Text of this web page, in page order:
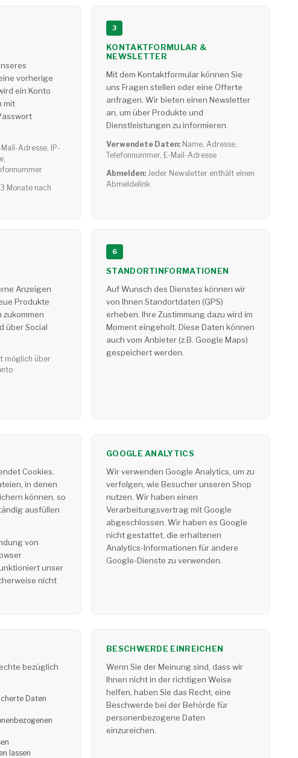
vorherige
ein Konto
mit
Mail-Adresse, IP-
Monate nach
3
KONTAKTFORMULAR &
NEWSLETTER
Mit dem Kontaktformular können Sie
uns Fragen stellen oder eine Offerte
anfragen. Wir bieten einen Newsletter
an, um über Produkte und
Dienstleistungen zu informieren.
Verwendete Daten: Name, Adresse,
Telefonnummer, E-Mail-Adresse
Abmelden: Jeder Newsletter enthält einen
Abmeldelink
Anzeigen
Produkte
über Social
möglich über
6
STANDORTINFORMATIONEN
Auf Wunsch des Dienstes können wir
von Ihnen Standortdaten (GPS)
erheben. Ihre Zustimmung dazu wird im
Moment eingeholt. Diese Daten können
auch vom Anbieter (z.B. Google Maps)
gespeichert werden.
Cookies.
in denen
können, so
ausfüllen
von
unser
nicht
GOOGLE ANALYTICS
Wir verwenden Google Analytics, um zu
verfolgen, wie Besucher unseren Shop
nutzen. Wir haben einen
Verarbeitungsvertrag mit Google
abgeschlossen. Wir haben es Google
nicht gestattet, die erhaltenen
Analytics-Informationen für andere
Google-Dienste zu verwenden.
bezüglich
Daten
lassen
BESCHWERDE EINREICHEN
Wenn Sie der Meinung sind, dass wir
Ihnen nicht in der richtigen Weise
helfen, haben Sie das Recht, eine
Beschwerde bei der Behörde für
personenbezogene Daten
einzureichen.